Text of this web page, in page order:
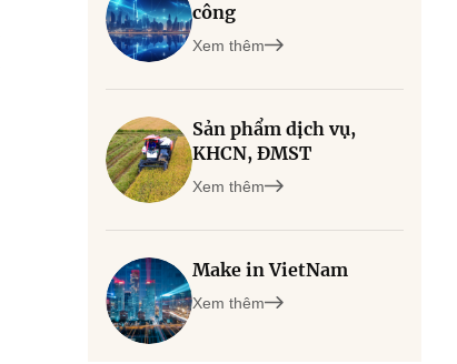
công
Xem thêm
Sản phẩm dịch vụ,
KHCN, ĐMST
Xem thêm
Make in VietNam
Xem thêm